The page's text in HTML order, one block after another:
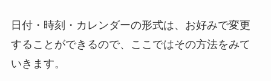
日付・時刻・カレンダーの形式は、お好みで変更
することができるので、ここではその方法をみて
いきます。